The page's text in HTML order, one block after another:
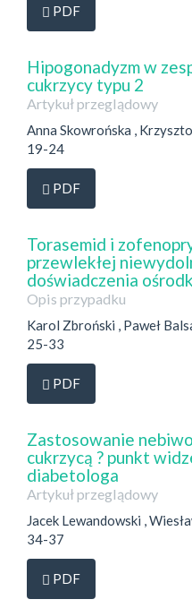
Dostęp przez
PDF
Hipogonadyzm w
cukrzycy typu 2
Artykuł przeglądowy
Anna Skowrońska ,
19-24
Dostęp przez
PDF
Torasemid i
przewlekłej
doświadczenia
Opis przypadku
Karol Zbroński , Paweł
25-33
Dostęp przez
PDF
Zastosowanie
cukrzycą ? punkt
diabetologa
Artykuł przeglądowy
Jacek Lewandowski ,
34-37
Dostęp przez
PDF